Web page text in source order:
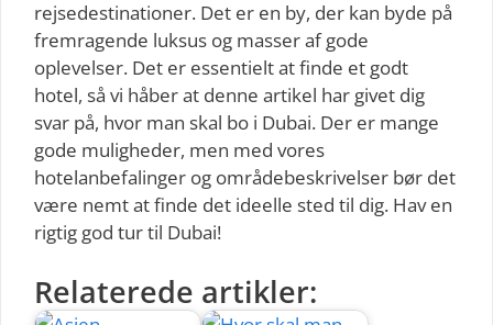
rejsedestinationer. Det er en by, der kan byde på
fremragende luksus og masser af gode
oplevelser. Det er essentielt at finde et godt
hotel, så vi håber at denne artikel har givet dig
svar på, hvor man skal bo i Dubai. Der er mange
gode muligheder, men med vores
hotelanbefalinger og områdebeskrivelser bør det
være nemt at finde det ideelle sted til dig. Hav en
rigtig god tur til Dubai!
Relaterede artikler: